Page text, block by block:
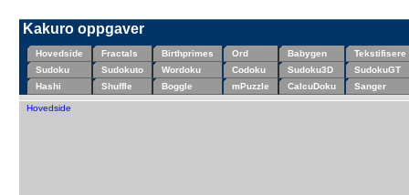
Kakuro oppgaver
Hovedside Fractals Birthprimes Ord Babygen
Tekstifisere
Sudoku
Sudokuto Wordoku Codoku Sudoku3D
SudokuGT
Hashi
Shuffle Boggle mPuzzle CalcuDoku Sanger
Hovedside